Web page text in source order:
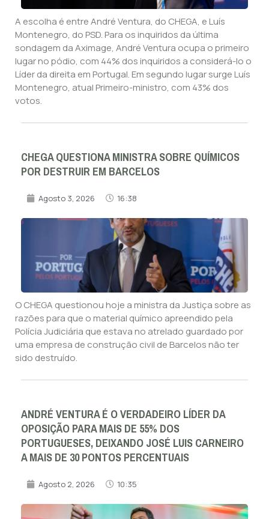
A escolha é entre André Ventura, do CHEGA, e Luís
Montenegro, do PSD. Para os inquiridos da última
sondagem da Aximage, André Ventura ocupa o primeiro
lugar no pódio, com 44% dos inquiridos a considerá-lo o
Líder da direita em Portugal. Em segundo lugar surge Luís
Montenegro, atual Primeiro-ministro, com 43% dos
votos.
CHEGA QUESTIONA MINISTRA SOBRE QUÍMICOS
POR DESTRUIR EM BARCELOS
Agosto 3, 2026 16:38
O CHEGA questionou hoje a ministra da Justiça sobre as
razões para que o material químico apreendido pela
Polícia Judiciária que estava no atrelado guardado por
uma empresa de construção civil de Barcelos não ter
sido destruído.
ANDRÉ VENTURA É O VERDADEIRO LÍDER DA
OPOSIÇÃO PARA MAIS DE 55% DOS
PORTUGUESES, DEIXANDO JOSÉ LUIS CARNEIRO
A MAIS DE 30 PONTOS PERCENTUAIS
Agosto 2, 2026 10:35